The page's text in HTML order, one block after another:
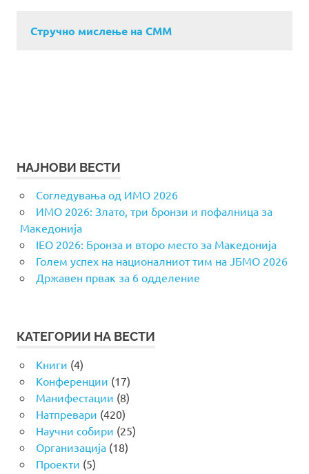
Стручно мислење на СММ
НАЈНОВИ ВЕСТИ
Согледувања од ИМО 2026
ИМО 2026: Злато, три бронзи и пофалница за
Македонија
IEO 2026: Бронза и второ место за Македонија
Голем успех на националниот тим на ЈБМО 2026
Државен првак за 6 одделение
КАТЕГОРИИ НА ВЕСТИ
Книги (4)
Конференции (17)
Манифестации (8)
Натпревари (420)
Научни собири (25)
Организација(18)
Проекти (5)